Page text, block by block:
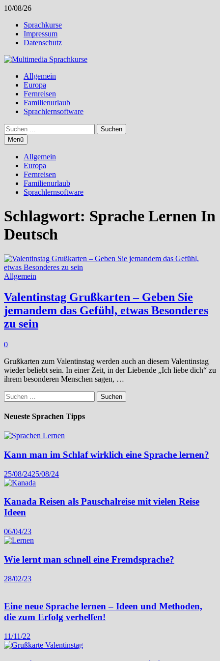
Zum
springen
10/08/26
Sprachkurse
Impressum
Datenschutz
Allgemein
Europa
Fernreisen
Familienurlaub
Sprachlernsoftware
Suchen
nach:
Menü
Allgemein
Europa
Fernreisen
Familienurlaub
Sprachlernsoftware
Schlagwort: Sprache Lernen In
Deutsch
Allgemein
Valentinstag Grußkarten – Geben Sie
jemandem das Gefühl, etwas Besonderes
zu sein
0
Grußkarten zum Valentinstag werden auch an diesem Valentinstag
wieder beliebt sein. In einer Zeit, in der Liebende „Ich liebe dich“ zu
ihrem besonderen Menschen sagen, …
Suchen
nach:
Neueste Sprachen Tipps
Kann man im Schlaf wirklich eine Sprache lernen?
25/08/2425/08/24
Kanada Reisen als Pauschalreise mit vielen Reise
Ideen
06/04/23
Wie lernt man schnell eine Fremdsprache?
28/02/23
Eine neue Sprache lernen – Ideen und Methoden,
die zum Erfolg verhelfen!
11/11/22